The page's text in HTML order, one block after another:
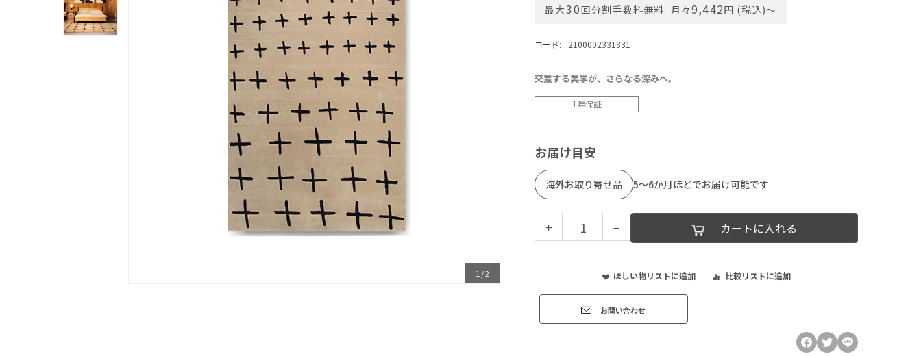
1 /2
最大30回分割手数料無料 月々9,442円 (税込)〜
コード: 2100002331831
交差する美学が、さらなる深みへ。
1年保証
お届け目安
海外お取り寄せ品 5～6か月ほどでお届け可能です
+ − カートに入れる
ほしい物リストに追加 比較リストに追加
お問い合わせ